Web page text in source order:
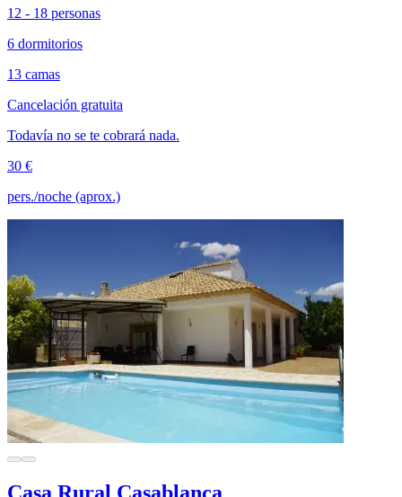
12 - 18 personas
6 dormitorios
13 camas
Cancelación gratuita
Todavía no se te cobrará nada.
30 €
pers./noche (aprox.)
Casa Rural Casablanca